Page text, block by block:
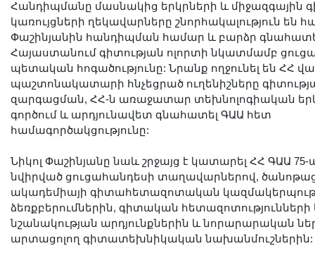
Հանդիպմանը մասնակից երկրների և միջազգային
կառույցների ղեկավարները շնորհակալություն են
Փաշինյանին հանդիպման համար և բարձր
Հայաստանում գիտության ոլորտի նկատմամբ
պետական հոգածությունը: Նրանք ողջունել են ՀՀ
պաշտոնակատարի հնչեցրած ուղենիշները
զարգացման, ՀՀ-ն առաջատար տեխնոլոգիական
գործում և արդյունավետ գնահատել ԳԱԱ հետ
համագործակցությունը:
Նիկոլ Փաշինյանը նաև շրջայց է կատարել ՀՀ ԳԱԱ 75-
նվիրված ցուցահանդեսի տաղավարներով,
ակադեմիայի գիտահետազոտական
ձեռքբերումներին, գիտական
նշանակության արդյունքներին և նորարարական
արտացոլող գիտատեխնիկական նախանմուշներին: